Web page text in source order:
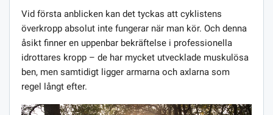
Vid första anblicken kan det tyckas att cyklistens
överkropp absolut inte fungerar när man kör. Och denna
åsikt finner en uppenbar bekräftelse i professionella
idrottares kropp – de har mycket utvecklade muskulösa
ben, men samtidigt ligger armarna och axlarna som
regel långt efter.